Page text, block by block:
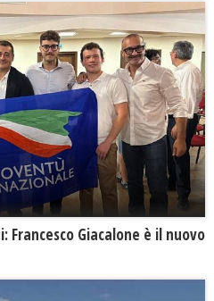
Francesco Giacalone è il nuovo